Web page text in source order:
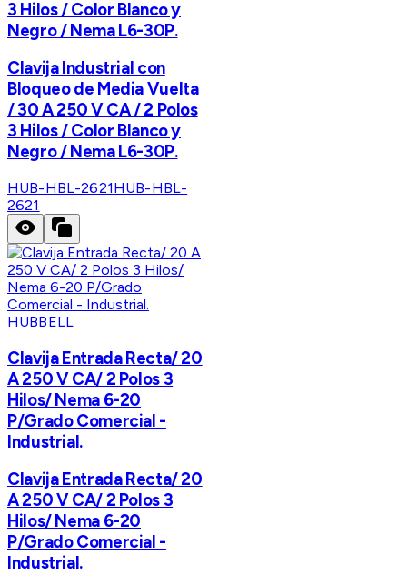
3 Hilos / Color Blanco y
Negro / Nema L6-30P.
Clavija Industrial con
Bloqueo de Media Vuelta
/ 30 A 250 V CA / 2 Polos
3 Hilos / Color Blanco y
Negro / Nema L6-30P.
HUB-HBL-2621HUB-HBL-
2621
HUBBELL
Clavija Entrada Recta/ 20
A 250 V CA/ 2 Polos 3
Hilos/ Nema 6-20
P/Grado Comercial -
Industrial.
Clavija Entrada Recta/ 20
A 250 V CA/ 2 Polos 3
Hilos/ Nema 6-20
P/Grado Comercial -
Industrial.